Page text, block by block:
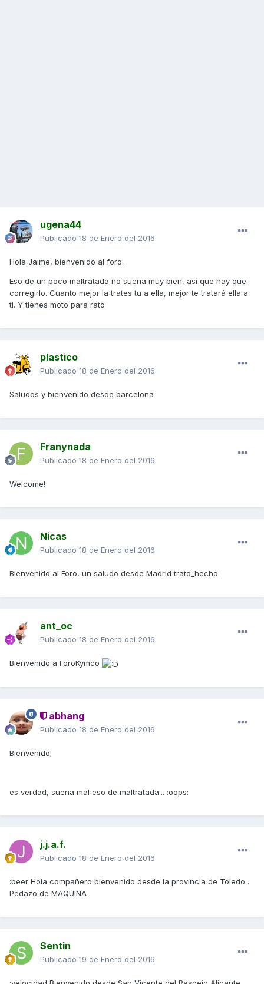
ugena44
Publicado 18 de Enero del 2016
Hola Jaime, bienvenido al foro.
Eso de un poco maltratada no suena muy bien, así que hay que
corregirlo. Cuanto mejor la trates tu a ella, mejor te tratará ella a
ti. Y tienes moto para rato
plastico
Publicado 18 de Enero del 2016
Saludos y bienvenido desde barcelona
Franynada
Publicado 18 de Enero del 2016
Welcome!
Nicas
Publicado 18 de Enero del 2016
Bienvenido al Foro, un saludo desde Madrid trato_hecho
ant_oc
Publicado 18 de Enero del 2016
Bienvenido a ForoKymco
abhang
Publicado 18 de Enero del 2016
Bienvenido;
es verdad, suena mal eso de maltratada... :oops:
j.j.a.f.
Publicado 18 de Enero del 2016
:beer Hola compañero bienvenido desde la provincia de Toledo .
Pedazo de MAQUINA
Sentin
Publicado 19 de Enero del 2016